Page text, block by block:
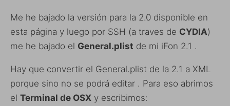
Me he bajado la versión para la 2.0 disponible en
esta página y luego por SSH (a traves de CYDIA)
me he bajado el General.plist de mi iFon 2.1 .
Hay que convertir el General.plist de la 2.1 a XML
porque sino no se podrá editar . Para eso abrimos
el Terminal de OSX y escribimos: